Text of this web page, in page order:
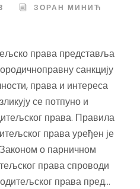
ЗОРАН МИНИЋ
права представља
санкцију
права и интереса
се потпуно и
права. Правила
права уређен је
о парничном
права спроводи
права пред...